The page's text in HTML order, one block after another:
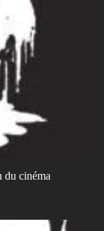
du cinéma